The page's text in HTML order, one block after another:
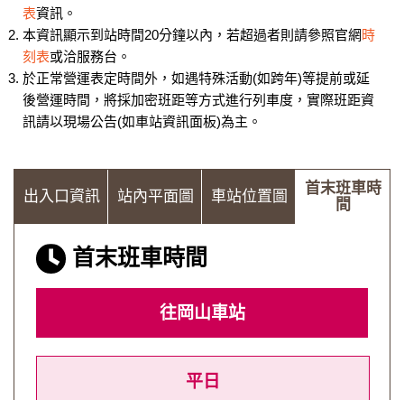
表資訊。
本資訊顯示到站時間20分鐘以內，若超過者則請參照官網 時
刻表或洽服務台。
於正常營運表定時間外，如遇特殊活動(如跨年)等提前或延
後營運時間，將採加密班距等方式進行列車度，實際班距資
訊請以現場公告(如車站資訊面板)為主。
出入口資訊 站內平面圖 車站位置圖
首末班車時
間
首末班車時間
往岡山車站
平日